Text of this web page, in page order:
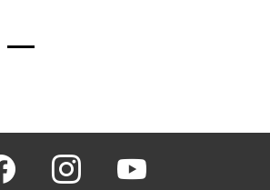
facebook instagram